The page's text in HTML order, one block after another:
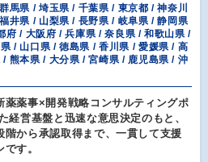
馬県 / 埼玉県 / 千葉県 / 東京都 / 神奈川
井県 / 山梨県 / 長野県 / 岐阜県 / 静岡県
府 / 大阪府 / 兵庫県 / 奈良県 / 和歌山県 /
/ 山口県 / 徳島県 / 香川県 / 愛媛県 / 高
熊本県 / 大分県 / 宮崎県 / 鹿児島県 / 沖
薬薬事×開発戦略コンサルティングポ
経営基盤と迅速な意思決定のもと、
階から承認取得まで、一貫して支援
す。